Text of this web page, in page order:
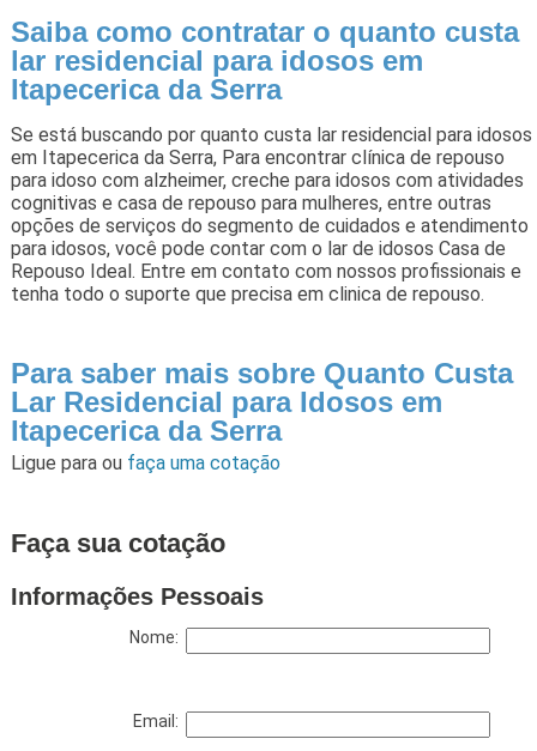
Saiba como contratar o quanto custa
lar residencial para idosos em
Itapecerica da Serra
Se está buscando por quanto custa lar residencial para idosos
em Itapecerica da Serra, Para encontrar clínica de repouso
para idoso com alzheimer, creche para idosos com atividades
cognitivas e casa de repouso para mulheres, entre outras
opções de serviços do segmento de cuidados e atendimento
para idosos, você pode contar com o lar de idosos Casa de
Repouso Ideal. Entre em contato com nossos profissionais e
tenha todo o suporte que precisa em clinica de repouso.
Para saber mais sobre Quanto Custa
Lar Residencial para Idosos em
Itapecerica da Serra
Ligue para ou faça uma cotação
Faça sua cotação
Informações Pessoais
Nome:
Email: